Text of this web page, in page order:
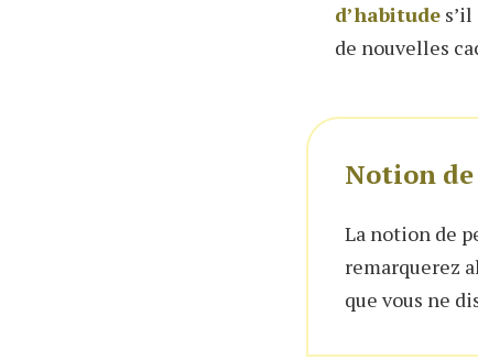
d’habitude
de nouvelles
Notion de
La notion de
remarquerez
que vous ne